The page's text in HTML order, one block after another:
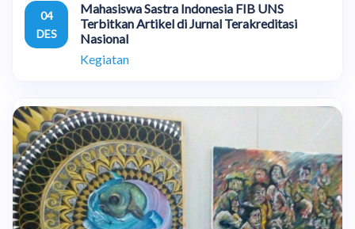
04
DES
Mahasiswa Sastra Indonesia FIB UNS
Terbitkan Artikel di Jurnal Terakreditasi
Nasional
Kegiatan